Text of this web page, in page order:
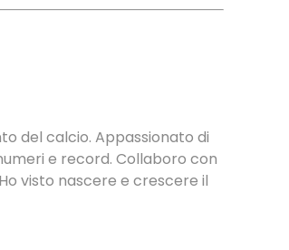
del calcio. Appassionato di
e record. Collaboro con
visto nascere e crescere il